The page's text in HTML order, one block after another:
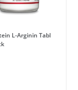
L-Arginin Tabl